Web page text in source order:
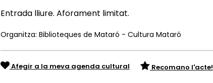
Entrada lliure. Aforament limitat.
Organitza: Biblioteques de Mataró - Cultura Mataró
Afegir a la meva agenda cultural Recomano l'acte!